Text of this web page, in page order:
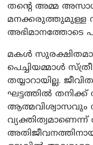
തന്റെ അമ്മ
മനക്കരുത്തുമുള്ള
അഭിമാനത്തോടെ
മകൾ സുരക്ഷിതമായ
പെച്ചിയമ്മാൾ
തയ്യാറായില്ല.
ഘട്ടത്തിൽ
ആത്മവിശ്വാസവും